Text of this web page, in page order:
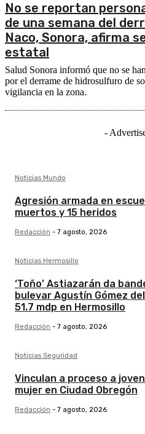
No se reportan
de una semana del
Naco, Sonora, afirma
estatal
Salud Sonora informó que no se
por el derrame de hidrosulfuro de
vigilancia en la zona.
-
Noticias Mundo
Agresión armada en
muertos y 15 heridos
Redacción - 7 agosto, 2026
Noticias Hermosillo
‘Toño’ Astiazarán da
bulevar Agustín Gómez
51.7 mdp en Hermosillo
Redacción - 7 agosto, 2026
Noticias Seguridad
Vinculan a proceso a
mujer en Ciudad Obregón
Redacción - 7 agosto, 2026